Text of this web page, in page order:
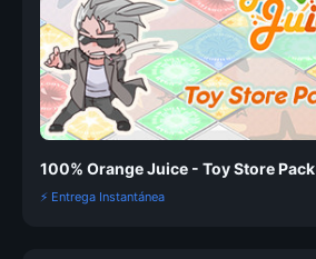
100% Orange Juice - Toy Store Pack
⚡ Entrega Instantánea